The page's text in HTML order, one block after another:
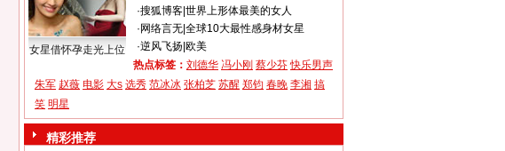
女星借怀孕走光上位
·搜狐博客| 世界上形体最美的女人
· 网络言无| 全球10大最性感身材女星
·逆风飞扬 欧美
热点标签： 刘德华 冯小刚 蔡少芬 快乐男声
朱军 赵薇 电影 大s 选秀 范冰冰 张柏芝 苏醒 郑钧 春晚 李湘 搞
笑 明星
精彩推荐